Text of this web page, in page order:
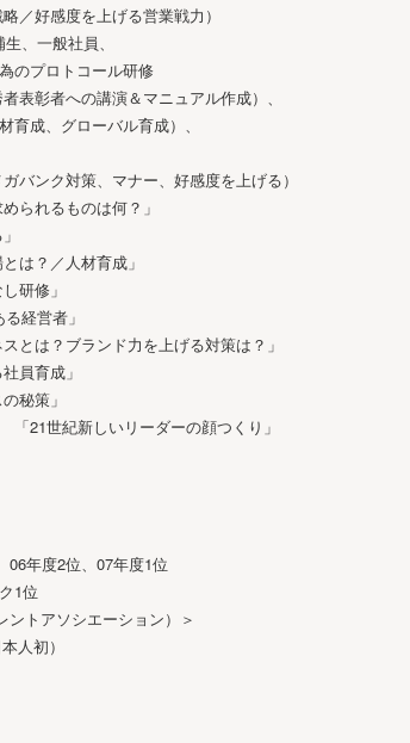
／好感度を上げる営業戦力）
、一般社員、
のプロトコール研修
表彰者への講演＆マニュアル作成）、
成、グローバル育成）、
バンク対策、マナー、好感度を上げる）
られるものは何？」
は？／人材育成」
研修」
経営者」
とは？ブランド力を上げる対策は？」
員育成」
秘策」
21世紀新しいリーダーの顔つくり」
06年度2位、07年度1位
1位
トアソシエーション）＞
人初）